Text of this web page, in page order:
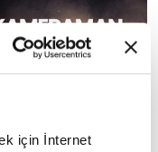
için İnternetTÜMÜ